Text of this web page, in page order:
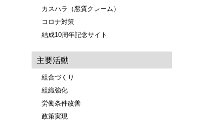
カスハラ（悪質クレーム）
コロナ対策
結成10周年記念サイト
主要活動
組合づくり
組織強化
労働条件改善
政策実現